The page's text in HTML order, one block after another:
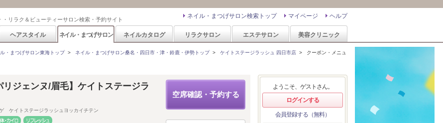
・リラク＆ビューティーサロン検索・予約サイト ヘルプ
マイページ
ネイル・まつげサロン検索トップ
ヘアスタイル ネイル・まつげサロン ネイルカタログ リラクサロン エステサロン 美容クリニック
・まつげサロン東海トップ> ネイル・まつげサロン桑名・四日市・津・鈴鹿・伊勢トップ> ケイトステージラッシュ 四日市店 > クーポン・メニュ
空席確認・予約する
リジェンヌ/眉毛】ケイトステージラ
ケイトステージラッシュヨッカイチテン
ようこそ、ゲストさん。
ログインする
会員登録する（無料）